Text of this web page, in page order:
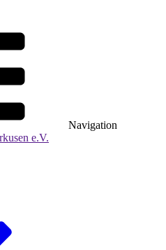
Navigation